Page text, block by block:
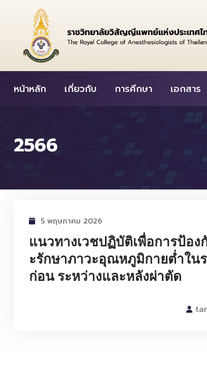
หน้าหลัก เกี่ยวกับ การศึกษา เอกสาร
2566
5 พฤษภาคม 2026
แนวทางเวชปฏิบัติเพื่อการป้อง
ะรักษาภาวะอุณหภูมิกายต่ำใน
ก่อน ระหว่างและหลังผ่าตัด